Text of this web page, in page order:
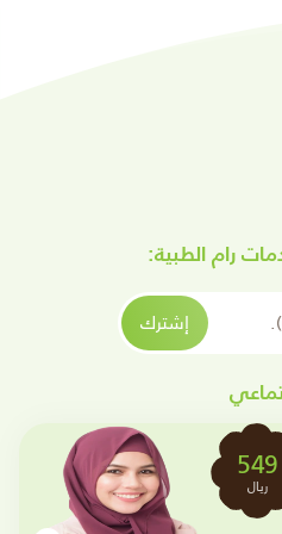
2699
ريال
رام الطبية:
إشترك